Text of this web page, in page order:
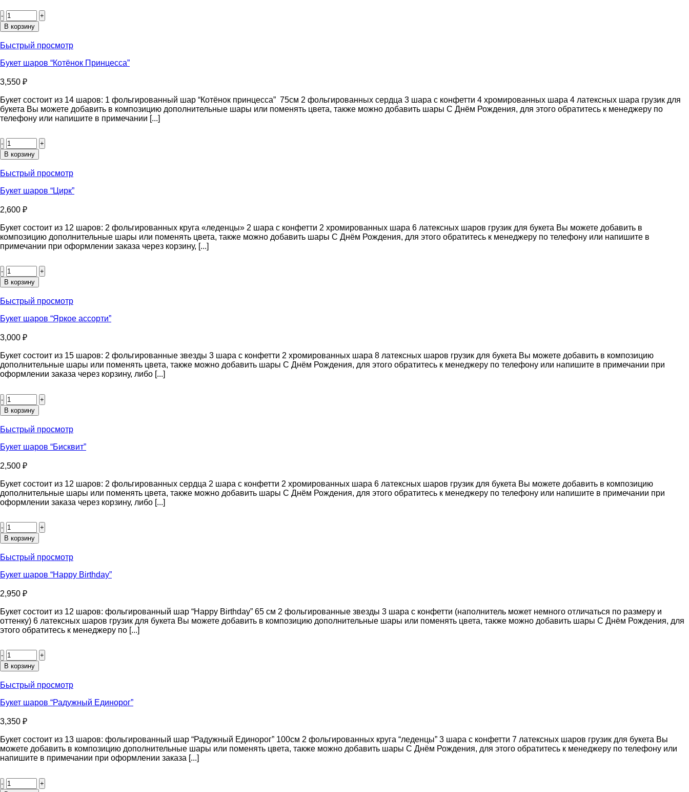
товара
Букет
шаров
“Океан”
В корзину
Быстрый просмотр
Букет шаров “Котёнок Принцесса”
3,550 ₽
Букет состоит из 14 шаров: 1 фольгированный шар “Котёнок принцесса” 75см 2 фольгированных сердца 3 шара с конфетти 4 хромированных шара 4 латексных шара грузик для
букета Вы можете добавить в композицию дополнительные шары или поменять цвета, также можно добавить шары С Днём Рождения, для этого обратитесь к менеджеру по
телефону или напишите в примечании [...]
товара
Букет
“Котёнок
В корзину
Быстрый просмотр
Букет шаров “Цирк”
2,600 ₽
Букет состоит из 12 шаров: 2 фольгированных круга «леденцы» 2 шара с конфетти 2 хромированных шара 6 латексных шаров грузик для букета Вы можете добавить в
композицию дополнительные шары или поменять цвета, также можно добавить шары С Днём Рождения, для этого обратитесь к менеджеру по телефону или напишите в
примечании при оформлении заказа через корзину, [...]
товара
Букет
“Цирк”
В корзину
Быстрый просмотр
Букет шаров “Яркое ассорти”
3,000 ₽
Букет состоит из 15 шаров: 2 фольгированные звезды 3 шара с конфетти 2 хромированных шара 8 латексных шаров грузик для букета Вы можете добавить в композицию
дополнительные шары или поменять цвета, также можно добавить шары С Днём Рождения, для этого обратитесь к менеджеру по телефону или напишите в примечании при
оформлении заказа через корзину, либо [...]
товара
Букет
шаров
“Яркое
В корзину
Быстрый просмотр
Букет шаров “Бисквит”
2,500 ₽
Букет состоит из 12 шаров: 2 фольгированных сердца 2 шара с конфетти 2 хромированных шара 6 латексных шаров грузик для букета Вы можете добавить в композицию
дополнительные шары или поменять цвета, также можно добавить шары С Днём Рождения, для этого обратитесь к менеджеру по телефону или напишите в примечании при
оформлении заказа через корзину, либо [...]
товара
Букет
“Бисквит”
В корзину
Быстрый просмотр
Букет шаров “Happy Birthday”
2,950 ₽
Букет состоит из 12 шаров: фольгированный шар “Happy Birthday” 65 см 2 фольгированные звезды 3 шара с конфетти (наполнитель может немного отличаться по размеру и
оттенку) 6 латексных шаров грузик для букета Вы можете добавить в композицию дополнительные шары или поменять цвета, также можно добавить шары С Днём Рождения, для
этого обратитесь к менеджеру по [...]
товара
Букет
“Happy
В корзину
Быстрый просмотр
Букет шаров “Радужный Единорог”
3,350 ₽
Букет состоит из 13 шаров: фольгированный шар “Радужный Единорог” 100см 2 фольгированных круга “леденцы” 3 шара с конфетти 7 латексных шаров грузик для букета Вы
можете добавить в композицию дополнительные шары или поменять цвета, также можно добавить шары С Днём Рождения, для этого обратитесь к менеджеру по телефону или
напишите в примечании при оформлении заказа [...]
товара